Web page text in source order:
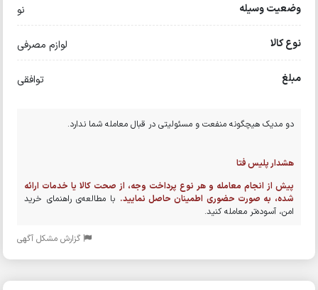
وضعیت وسیله نو
نوع کالا لوازم مصرفی
مبلغ توافقی
دو مدیک هیچگونه منفعت و مسئولیتی در قبال معامله شما ندارد.
هشدار پلیس فتا
پیش از انجام معامله و هر نوع پرداخت وجه، از صحت کالا یا خدمات ارائه
شده، به صورت حضوری اطمینان حاصل نمایید. با مطالعه‌ی راهنمای خرید
امن، آسوده‌تر معامله کنید.
گزارش مشکل آگهی